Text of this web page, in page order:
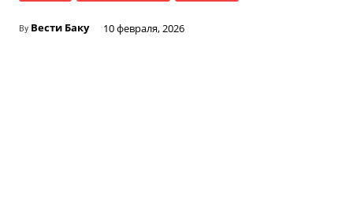
By Вести Баку 10 февраля, 2026